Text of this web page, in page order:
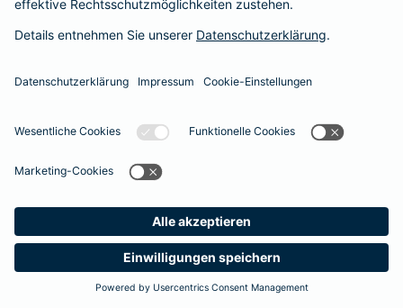
Suche Produkte
Barmenia
365 Tage / 24 Stunden
365 Tage / 24 Stunden